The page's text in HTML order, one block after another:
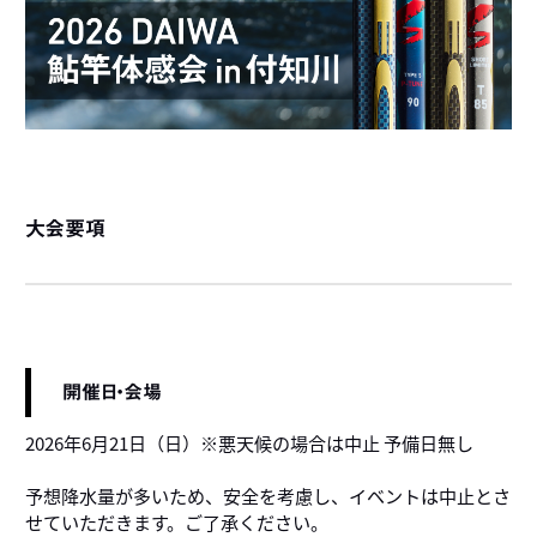
大会要項
開催日・会場
2026年6月21日（日）※悪天候の場合は中止 予備日無し
予想降水量が多いため、安全を考慮し、イベントは中止とさ
せていただきます。ご了承ください。